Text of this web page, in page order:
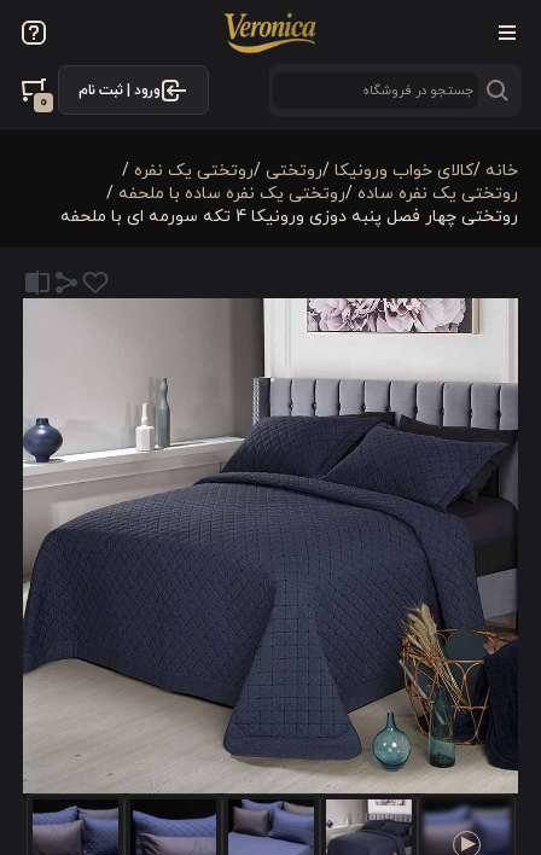
ورود | ثبت نام
0
خانه /کالای خواب ورونیکا /روتختی /روتختی یک نفره /
روتختی یک نفره ساده /روتختی یک نفره ساده با ملحفه /
روتختی چهار فصل پنبه دوزی ورونیکا 4 تکه سورمه ای با ملحفه